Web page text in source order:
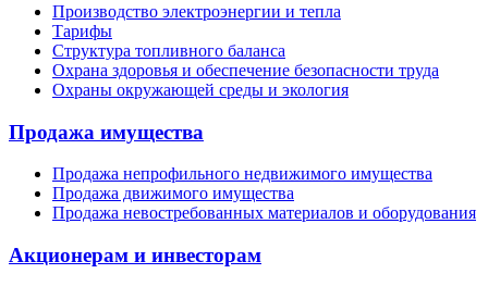
Производство электроэнергии и тепла
Тарифы
Структура топливного баланса
Охрана здоровья и обеспечение безопасности труда
Охраны окружающей среды и экология
Продажа имущества
Продажа непрофильного недвижимого имущества
Продажа движимого имущества
Продажа невостребованных материалов и оборудования
Акционерам и инвесторам